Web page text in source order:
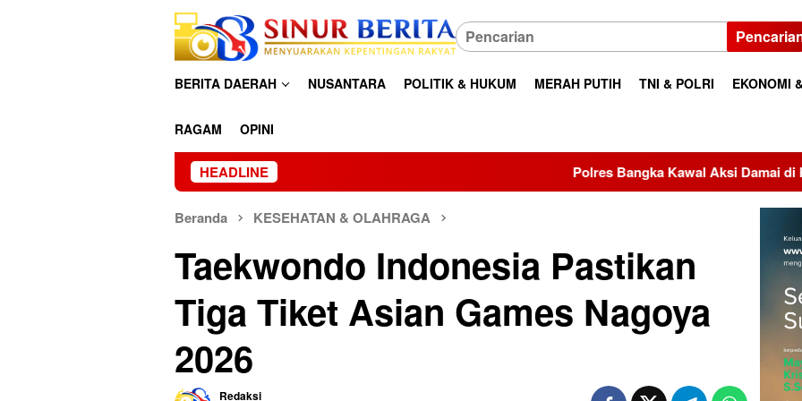
BERITA DAERAH NUSANTARA POLITIK & HUKUM MERAH PUTIH TNI & POLRI EKONOMI
RAGAM OPINI
HEADLINE Polres Bangka Kawal Aksi Damai di Kantor Bupati,
Beranda KESEHATAN & OLAHRAGA
Taekwondo Indonesia Pastikan
Tiga Tiket Asian Games Nagoya
2026
Redaksi